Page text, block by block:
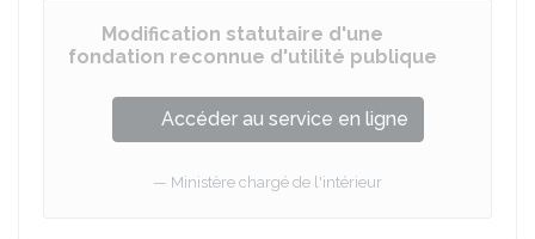
Modification statutaire d'une
fondation reconnue d'utilité publique
Accéder au service en ligne
Ministère chargé de l'intérieur